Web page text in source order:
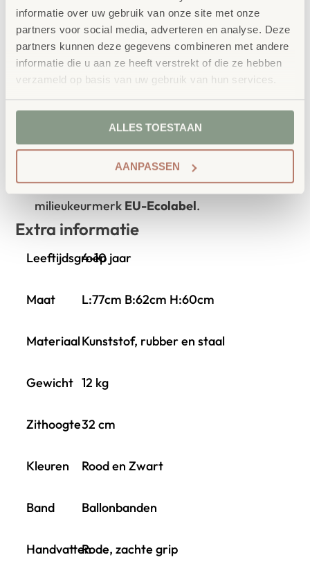
informatie over uw gebruik van onze site met onze
partners voor social media, adverteren en analyse. Deze
partners kunnen deze gegevens combineren met andere
informatie die u aan ze heeft verstrekt of die ze hebben
verzameld op basis van uw gebruik van hun services.
ALLES TOESTAAN
AANPASSEN
Waarom School Concept?
Maatwerk: ieder project start vanuit uw idee
en onze ervaring
Kwaliteit: al ons school- en
kinderopvangmeubilair is uitvoerig getest en
voldoet aan GS- en TÜV-keuringen
Duurzaamheid: wij werken met circulaire
producten, waaronder onzeOneWood-lijnvan
-gecertificeerd Scandinavisch hout.
Daarnaast zelfs voorzien van het
milieukeurmerk EU-Ecolabel.
Extra informatie
Leeftijdsgroep4-10 jaar
Maat L:77cm B:62cm H:60cm
MateriaalKunststof, rubber en staal
Gewicht 12 kg
Zithoogte32 cm
Kleuren Rood en Zwart
Band Ballonbanden
HandvattenRode, zachte grip